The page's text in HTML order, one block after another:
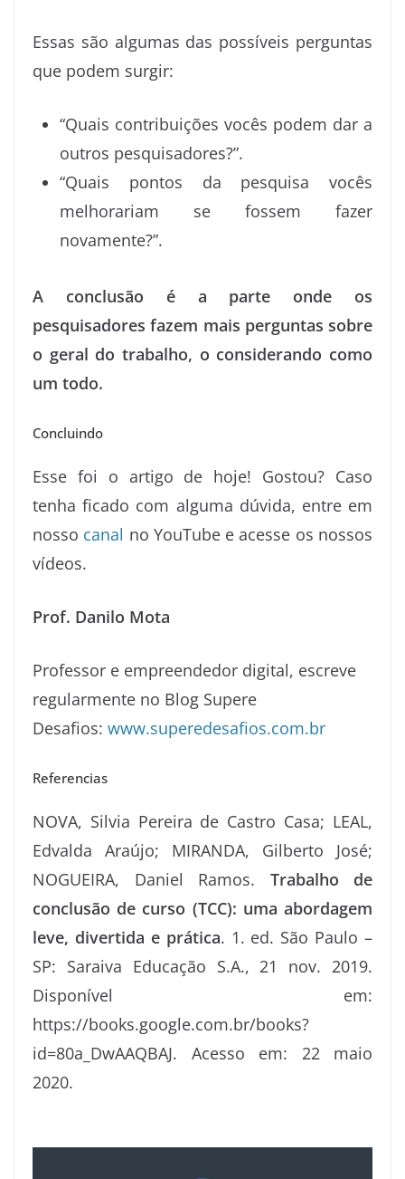
Essas são algumas das possíveis perguntas
que podem surgir:
“Quais contribuições vocês podem dar a
outros pesquisadores?”.
“Quais pontos da pesquisa vocês
melhorariam se fossem fazer
novamente?”.
A conclusão é a parte onde os
pesquisadores fazem mais perguntas sobre
o geral do trabalho, o considerando como
um todo.
Concluindo
Esse foi o artigo de hoje! Gostou? Caso
tenha ficado com alguma dúvida, entre em
nosso canal no YouTube e acesse os nossos
vídeos.
Prof. Danilo Mota
Professor e empreendedor digital, escreve
regularmente no Blog Supere
Desafios: www.superedesafios.com.br
Referencias
NOVA, Silvia Pereira de Castro Casa; LEAL,
Edvalda Araújo; MIRANDA, Gilberto José;
NOGUEIRA, Daniel Ramos. Trabalho de
conclusão de curso (TCC): uma abordagem
leve, divertida e prática. 1. ed. São Paulo –
SP: Saraiva Educação S.A., 21 nov. 2019.
Disponível em:
https://books.google.com.br/books?
id=80a_DwAAQBAJ. Acesso em: 22 maio
2020.